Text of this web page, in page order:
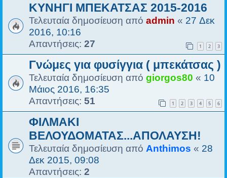
ΚΥΝΗΓΙ ΜΠΕΚΑΤΣΑΣ 2015-2016
Τελευταία δημοσίευση από admin « 27 Δεκ
2016, 10:16
Απαντήσεις: 27 1 2 3
Γνώμες για φυσίγγια ( μπεκάτσας )
Τελευταία δημοσίευση από giorgos80 « 10
Μάιος 2016, 16:35
Απαντήσεις: 51 1 2 3 4 5 6
ΦΙΛΜΑΚΙ
ΒΕΛΟΥΔΟΜΑΤΑΣ...ΑΠΟΛΑΥΣΗ!
Τελευταία δημοσίευση από Anthimos « 28
Δεκ 2015, 09:08
Απαντήσεις: 2